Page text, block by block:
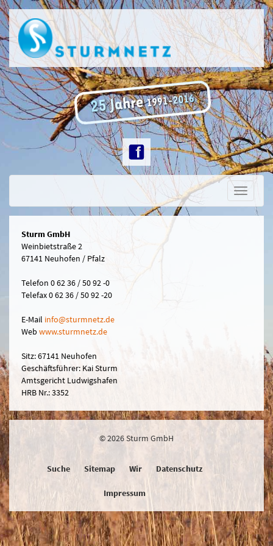
Toggle
Sturm GmbH
Weinbietstraße 2
67141 Neuhofen / Pfalz
Telefon 0 62 36 / 50 92 -0
Telefax 0 62 36 / 50 92 -20
E-Mail info@sturmnetz.de
Web www.sturmnetz.de
Sitz: 67141 Neuhofen
Geschäftsführer: Kai Sturm
Amtsgericht Ludwigshafen
HRB Nr.: 3352
© 2026 Sturm GmbH
Suche Sitemap Wir Datenschutz
Impressum